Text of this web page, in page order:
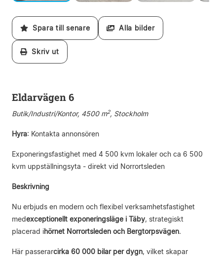
Spara till senare Alla bilder
Skriv ut
Eldarvägen 6
Butik/Industri/Kontor, 4500 m2, Stockholm
Hyra: Kontakta annonsören
Exponeringsfastighet med 4 500 kvm lokaler och ca 6 500
kvm uppställningsyta - direkt vid Norrortsleden
Beskrivning
Nu erbjuds en modern och flexibel verksamhetsfastighet
medexceptionellt exponeringsläge i Täby, strategiskt
placerad ihörnet Norrortsleden och Bergtorpsvägen.
Här passerarcirka 60 000 bilar per dygn, vilket skapar